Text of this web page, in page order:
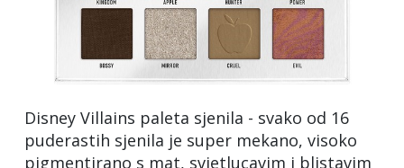
Disney Villains paleta sjenila - svako od 16
puderastih sjenila je super mekano, visoko
pigmentirano s mat, svjetlucavim i blistavim